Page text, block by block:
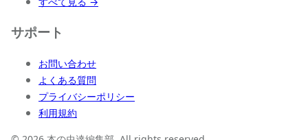
サポート
お問い合わせ
よくある質問
プライバシーポリシー
利用規約